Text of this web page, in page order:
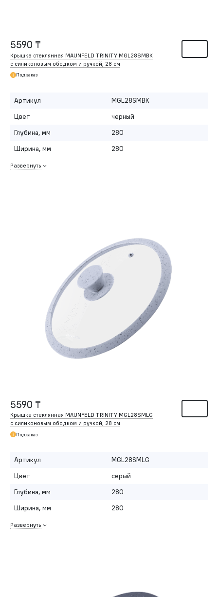
5590 ₸
Крышка стеклянная MAUNFELD TRINITY MGL28SMBK
с силиконовым ободком и ручкой, 28 см
Под заказ
Артикул
MGL28SMBK
Цвет
черный
Глубина, мм
280
Ширина, мм
280
Развернуть
5590 ₸
Крышка стеклянная MAUNFELD TRINITY MGL28SMLG
с силиконовым ободком и ручкой, 28 см
Под заказ
Артикул
MGL28SMLG
Цвет
серый
Глубина, мм
280
Ширина, мм
280
Развернуть